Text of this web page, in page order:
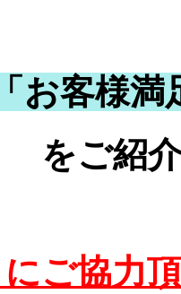
「お客様
をご紹
ご協力